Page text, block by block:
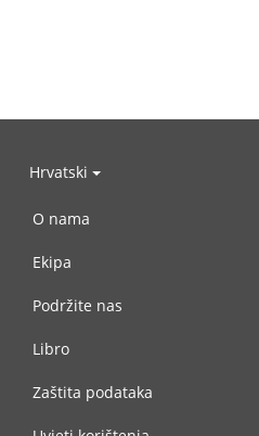
Hrvatski
O nama
Ekipa
Podržite nas
Libro
Zaštita podataka